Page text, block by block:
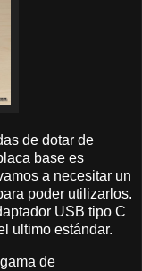
de dotar de
base es
a necesitar un
poder utilizarlos.
USB tipo C
ultimo estándar.
de